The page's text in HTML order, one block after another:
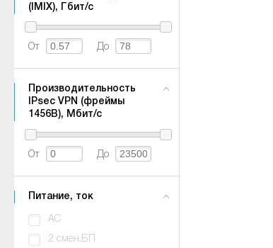
(IMIX), Гбит/с
От До
Производительность
IPsec VPN (фреймы
1456B), Мбит/с
От До
Питание, ток
AC
2 смен.БП